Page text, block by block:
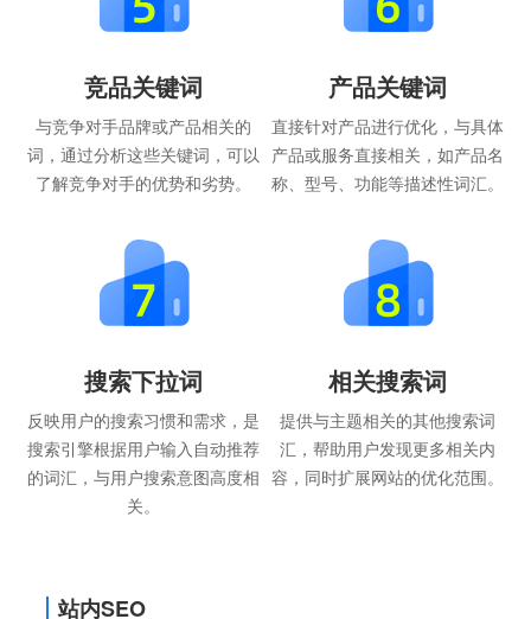
竞品关键词
与竞争对手品牌或产品相关的
词，通过分析这些关键词，可以
了解竞争对手的优势和劣势。
产品关键词
直接针对产品进行优化，与具体
产品或服务直接相关，如产品名
称、型号、功能等描述性词汇。
搜索下拉词
反映用户的搜索习惯和需求，是
搜索引擎根据用户输入自动推荐
的词汇，与用户搜索意图高度相
关。
相关搜索词
提供与主题相关的其他搜索词
汇，帮助用户发现更多相关内
容，同时扩展网站的优化范围。
站内SEO